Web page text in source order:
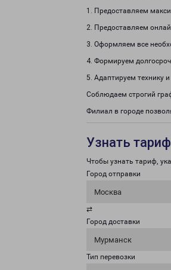
1. Предоставляем
2. Предоставляем
3. Оформляем все
4. Формируем
5. Адаптируем технику
Соблюдаем строгий
Филиал в городе
Узнать
Чтобы узнать тариф,
Город отправки
Москва
⇄
Город доставки
Мурманск
Тип перевозки